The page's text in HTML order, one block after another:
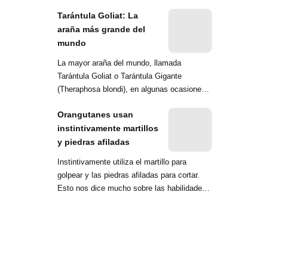
Tarántula Goliat: La
araña más grande del
mundo
La mayor araña del mundo, llamada
Tarántula Goliat o Tarántula Gigante
(Theraphosa blondi), en algunas ocasiones
Orangutanes usan
instintivamente martillos
y piedras afiladas
Instintivamente utiliza el martillo para
golpear y las piedras afiladas para cortar.
Esto nos dice mucho sobre las habilidades